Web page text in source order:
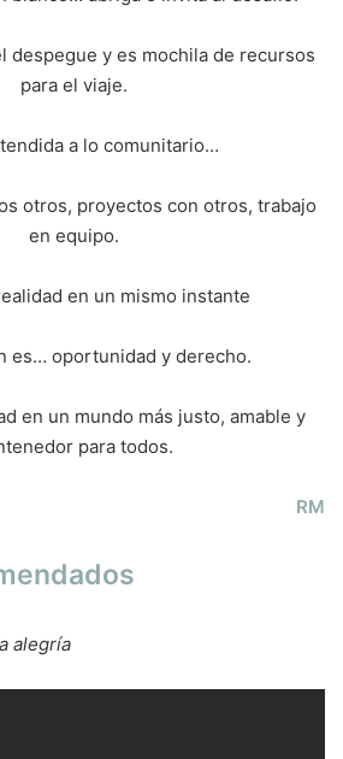
despegue y es mochila de recursos
para el viaje.
a lo comunitario…
otros, proyectos con otros, trabajo
en equipo.
en un mismo instante
es… oportunidad y derecho.
en un mundo más justo, amable y
para todos.
RM
alegría